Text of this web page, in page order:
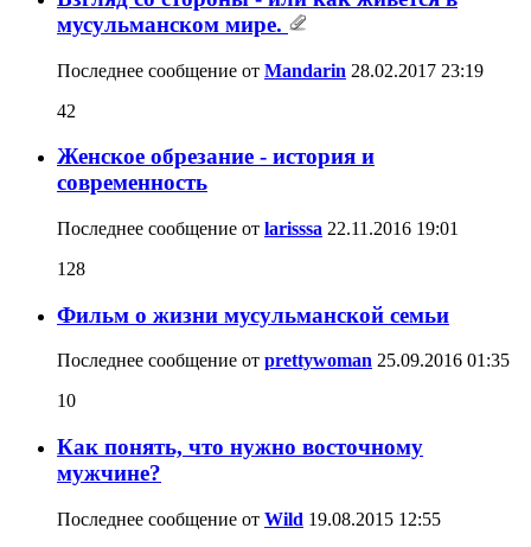
мусульманском мире.
Последнее сообщение от Mandarin 28.02.2017 23:19
42
Женское обрезание - история и
современность
Последнее сообщение от larisssa 22.11.2016 19:01
128
Фильм о жизни мусульманской семьи
Последнее сообщение от prettywoman 25.09.2016 01:35
10
Как понять, что нужно восточному
мужчине?
Последнее сообщение от Wild 19.08.2015 12:55